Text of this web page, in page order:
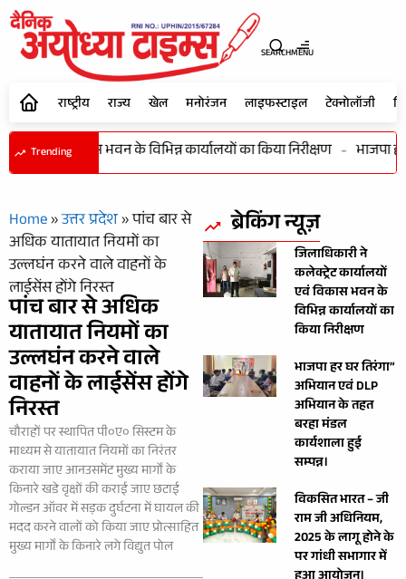
SEARCHMENU
राष्ट्रीय राज्य खेल मनोरंजन लाइफस्टाइल टेक्नोलॉजी
Trending
एवं विकास भवन के विभिन्न कार्यालयों का किया निरीक्षण - भाजपा हर
Home»उत्तर प्रदेश»पांच बार से
अधिक यातायात नियमों का
उल्लघंन करने वाले वाहनों के
लाईसेंस होंगे निरस्त
पांच बार से अधिक
यातायात नियमों का
उल्लघंन करने वाले
वाहनों के लाईसेंस होंगे
निरस्त
चौराहों पर स्थापित पी०ए० सिस्टम के
माध्यम से यातायात नियमों का निरंतर
कराया जाए आनउसमेंट मुख्य मार्गों के
किनारे खडे वृक्षों की कराई जाए छटाई
गोल्डन ऑवर में सड़क दुर्घटना में घायल की
मदद करने वालों को किया जाए प्रोत्साहित
मुख्य मार्गों के किनारे लगे विद्युत पोल
ब्रेकिंग न्यूज़
जिलाधिकारी ने
कलेक्ट्रेट कार्यालयों
एवं विकास भवन के
विभिन्न कार्यालयों का
किया निरीक्षण
भाजपा हर घर तिरंगा”
अभियान एवं DLP
अभियान के तहत
बरहा मंडल
कार्यशाला हुई
सम्पन्न।
विकसित भारत – जी
राम जी अधिनियम,
2025 के लागू होने के
पर गांधी सभागार में